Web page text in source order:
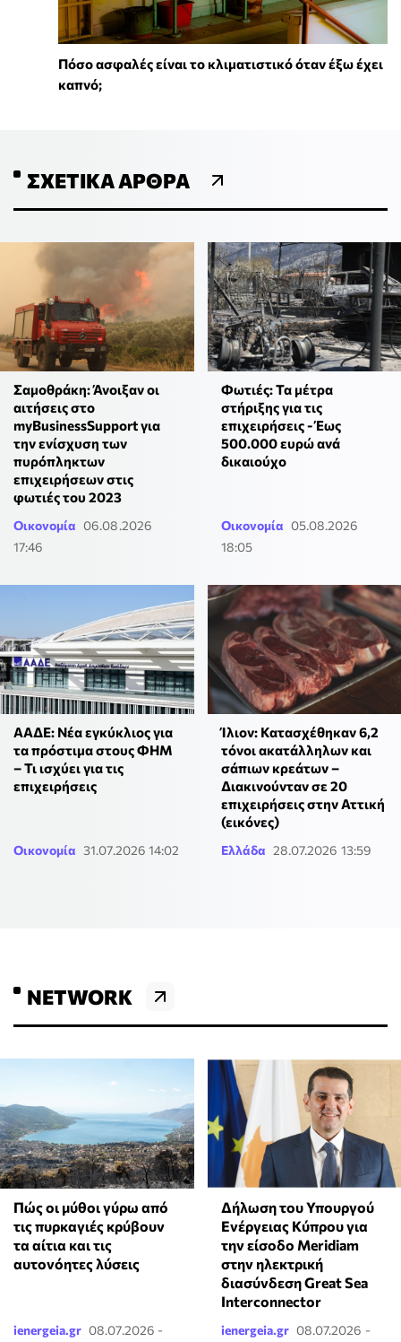
Πόσο ασφαλές είναι το κλιματιστικό όταν έξω έχει
καπνό;
ΣΧΕΤΙΚΆ ΆΡΘΡΑ
Σαμοθράκη: Άνοιξαν οι
αιτήσεις στο
myBusinessSupport για
την ενίσχυση των
πυρόπληκτων
επιχειρήσεων στις
φωτιές του 2023
Οικονομία 06.08.2026
17:46
Φωτιές: Τα μέτρα
στήριξης για τις
επιχειρήσεις - Έως
500.000 ευρώ ανά
δικαιούχο
Οικονομία 05.08.2026
18:05
ΑΑΔΕ: Νέα εγκύκλιος για
τα πρόστιμα στους ΦΗΜ
– Τι ισχύει για τις
επιχειρήσεις
Οικονομία 31.07.2026 14:02
Ίλιον: Κατασχέθηκαν 6,2
τόνοι ακατάλληλων και
σάπιων κρεάτων –
Διακινούνταν σε 20
επιχειρήσεις στην Αττική
(εικόνες)
Ελλάδα 28.07.2026 13:59
NETWORK
Πώς οι μύθοι γύρω από
τις πυρκαγιές κρύβουν
τα αίτια και τις
αυτονόητες λύσεις
ienergeia.gr 08.07.2026 -
Δήλωση του Υπουργού
Ενέργειας Κύπρου για
την είσοδο Meridiam
στην ηλεκτρική
διασύνδεση Great Sea
Interconnector
ienergeia.gr 08.07.2026 -